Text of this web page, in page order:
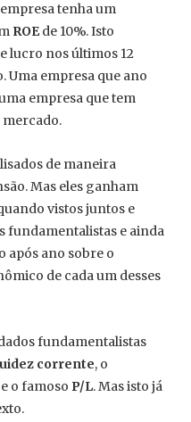
tenha um
ROEde 10%. Isto
lucro nos últimos 12
Uma empresa que ano
empresa que tem
de maneira
Mas eles ganham
vistos juntos e
fundamentalistas e ainda
após ano sobre o
de cada um desses
fundamentalistas
corrente, o
e o famoso P/L. Mas isto já